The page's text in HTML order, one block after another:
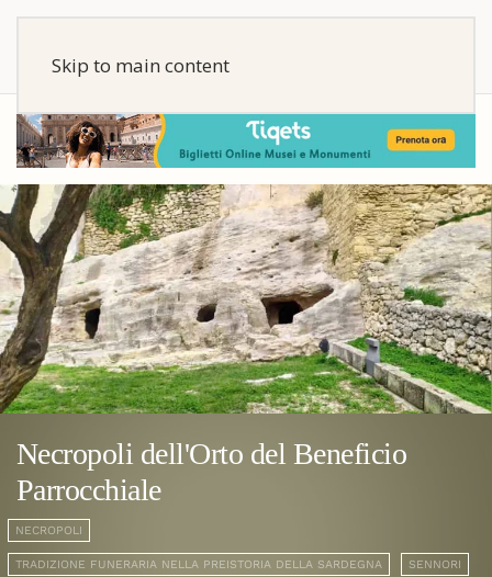
Skip to main content
Necropoli dell'Orto del Beneficio
Parrocchiale
NECROPOLI
TRADIZIONE FUNERARIA NELLA PREISTORIA DELLA SARDEGNA SENNORI